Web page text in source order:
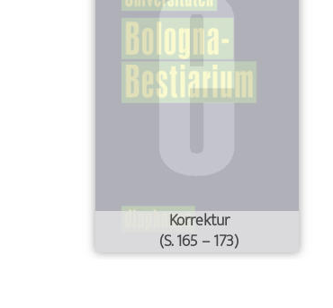
Korrektur
(S. 165 – 173)